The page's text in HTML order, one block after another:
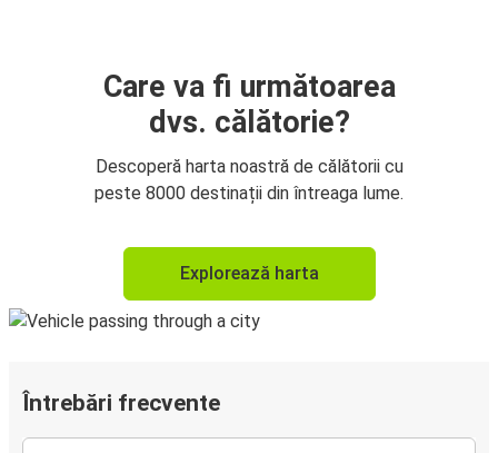
Care va fi următoarea
dvs. călătorie?
Descoperă harta noastră de călătorii cu
peste 8000 destinații din întreaga lume.
Explorează harta
Întrebări frecvente